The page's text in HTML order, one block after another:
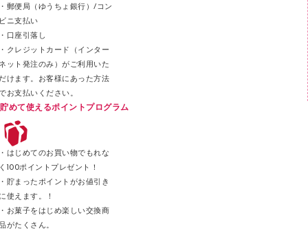
クリップ
カッター
郵便局（ゆうちょ銀行）/コン
ニ支払い
口座引落し
クレジットカード（インター
ット発注のみ）がご利用いた
けます。お客様にあった方法
お支払いください。
貯めて使えるポイントプログラム
はじめてのお買い物でもれな
100ポイントプレゼント！
貯まったポイントがお値引き
使えます。！
お菓子をはじめ楽しい交換商
がたくさん。